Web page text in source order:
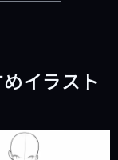
イラスト